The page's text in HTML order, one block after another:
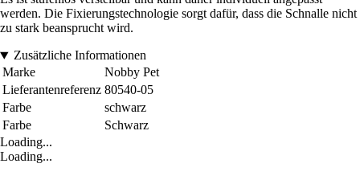
werden. Die Fixierungstechnologie sorgt dafür, dass die Schnalle nicht
zu stark beansprucht wird.
Zusätzliche Informationen
Marke
Nobby Pet
Lieferantenreferenz 80540-05
Farbe
schwarz
Farbe
Schwarz
Loading...
Loading...